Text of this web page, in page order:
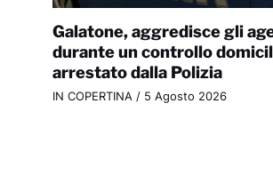
Galatone, aggredisce gli
durante un controllo
arrestato dalla Polizia
IN COPERTINA / 5 Agosto 2026